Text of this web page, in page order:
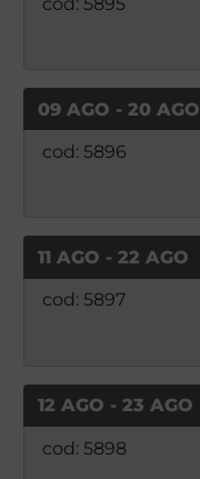
09 AGO - 20 AGO
cod: 5896
11 AGO - 22 AGO
cod: 5897
12 AGO - 23 AGO
cod: 5898